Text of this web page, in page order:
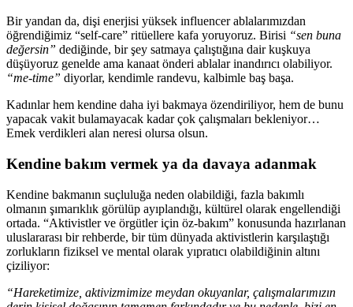
Bir yandan da, dişi enerjisi yüksek influencer ablalarımızdan
öğrendiğimiz “self-care” ritüellere kafa yoruyoruz. Birisi “sen buna
değersin” dediğinde, bir şey satmaya çalıştığına dair kuşkuya
düşüyoruz genelde ama kanaat önderi ablalar inandırıcı olabiliyor.
“me-time” diyorlar, kendimle randevu, kalbimle baş başa.
Kadınlar hem kendine daha iyi bakmaya özendiriliyor, hem de bunu
yapacak vakit bulamayacak kadar çok çalışmaları bekleniyor…
Emek verdikleri alan neresi olursa olsun.
Kendine bakım vermek ya da davaya adanmak
Kendine bakmanın suçluluğa neden olabildiği, fazla bakımlı
olmanın şımarıklık görülüp ayıplandığı, kültürel olarak engellendiği
ortada. “Aktivistler ve örgütler için öz-bakım” konusunda hazırlanan
uluslararası bir rehberde, bir tüm dünyada aktivistlerin karşılaştığı
zorlukların fiziksel ve mental olarak yıpratıcı olabildiğinin altını
çiziliyor:
“Hareketimize, aktivizmimize meydan okuyanlar, çalışmalarımızın